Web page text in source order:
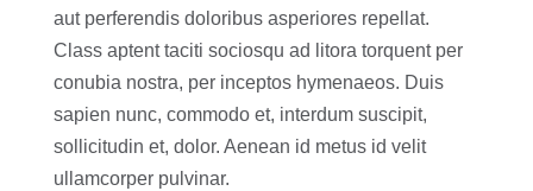
aut perferendis doloribus asperiores repellat.
Class aptent taciti sociosqu ad litora torquent per
conubia nostra, per inceptos hymenaeos. Duis
sapien nunc, commodo et, interdum suscipit,
sollicitudin et, dolor. Aenean id metus id velit
ullamcorper pulvinar.